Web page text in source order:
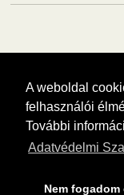
A weboldal
felhasználói
További
Adatvédelmi
Nem fogadom
Tudj meg többet
menü, cégek…. és
MÉDIAAJÁNLÓ